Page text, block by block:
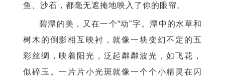
鱼、沙石，都毫无遮掩地映入了你的眼帘。
碧潭的美，又在一个“动”字。潭中的水草和
树木的倒影相互映衬，就像一块变幻不定的五
彩丝绸，映着阳光，泛起粼粼波光，如飞花，
似碎玉。一片片小光斑就像一个个小精灵在闪